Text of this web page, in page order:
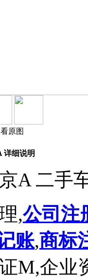
原图
详细说明
A 二手
,公司注
账,商标
M,企业